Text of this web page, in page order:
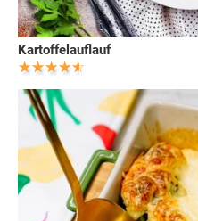
Kartoffelauflauf